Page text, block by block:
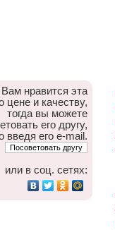
нравится эта
цене и качеству,
тогда вы можете
его другу,
введя его e-mail.
или в соц. сетях: